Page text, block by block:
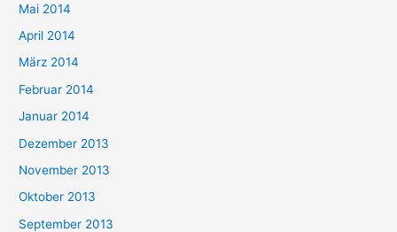
Mai 2014
April 2014
März 2014
Februar 2014
Januar 2014
Dezember 2013
November 2013
Oktober 2013
September 2013